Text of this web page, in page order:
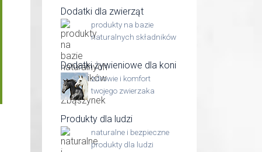
Dodatki dla zwierząt
produkty na bazie
naturalnych składników
Dodatki żywieniowe dla koni
zdrowie i komfort
twojego zwierzaka
Produkty dla ludzi
naturalne i bezpieczne
produkty dla ludzi